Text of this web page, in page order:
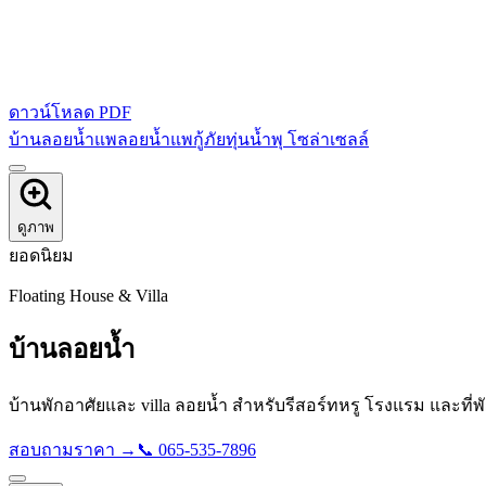
ดาวน์โหลด PDF
บ้านลอยน้ำแพลอยน้ำแพกู้ภัยทุ่นน้ำพุ โซล่าเซลล์
ดูภาพ
ยอดนิยม
Floating House & Villa
บ้านลอยน้ำ
บ้านพักอาศัยและ villa ลอยน้ำ สำหรับรีสอร์ทหรู โรงแรม และที่
สอบถามราคา → 📞 065-535-7896